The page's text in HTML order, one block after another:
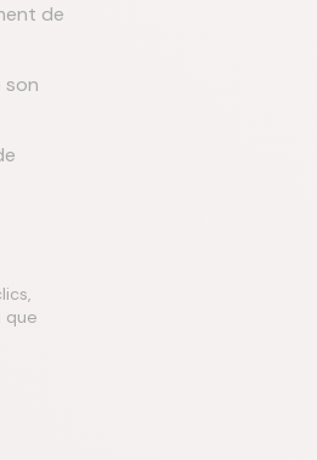
de
son
que